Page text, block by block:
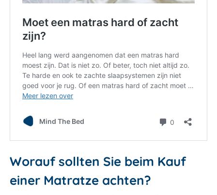
Worauf sollten Sie beim Kauf
einer Matratze achten?